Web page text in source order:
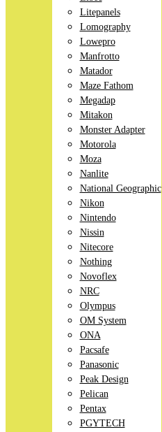
Litepanels
Lomography
Lowepro
Manfrotto
Matador
Maze Fathom
Megadap
Mitakon
Monster Adapter
Motorola
Moza
Nanlite
National Geographic
Nikon
Nintendo
Nissin
Nitecore
Nothing
Novoflex
NRC
Olympus
OM System
ONA
Pacsafe
Panasonic
Peak Design
Pelican
Pentax
PGYTECH